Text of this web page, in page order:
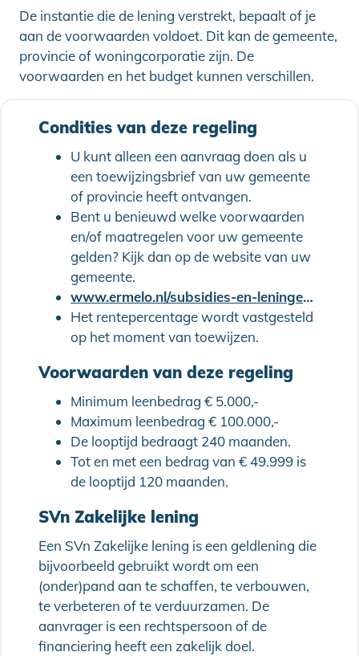
De instantie die de lening verstrekt, bepaalt of je
aan de voorwaarden voldoet. Dit kan de gemeente,
provincie of woningcorporatie zijn. De
voorwaarden en het budget kunnen verschillen.
Condities van deze regeling
U kunt alleen een aanvraag doen als u
een toewijzingsbrief van uw gemeente
of provincie heeft ontvangen.
Bent u benieuwd welke voorwaarden
en/of maatregelen voor uw gemeente
gelden? Kijk dan op de website van uw
gemeente.
www.ermelo.nl/subsidies-en-leningen/leningen/stimuleringslening-aanvragen
Het rentepercentage wordt vastgesteld
op het moment van toewijzen.
Voorwaarden van deze regeling
Minimum leenbedrag € 5.000,-
Maximum leenbedrag € 100.000,-
De looptijd bedraagt 240 maanden.
Tot en met een bedrag van € 49.999 is
de looptijd 120 maanden.
SVn Zakelijke lening
Een SVn Zakelijke lening is een geldlening die
bijvoorbeeld gebruikt wordt om een
(onder)pand aan te schaffen, te verbouwen,
te verbeteren of te verduurzamen. De
aanvrager is een rechtspersoon of de
financiering heeft een zakelijk doel.